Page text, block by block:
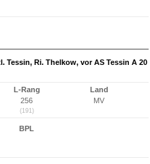
Tessin, Ri. Thelkow, vor AS Tessin A 20
L-Rang
256
(191)
Land
MV
BPL